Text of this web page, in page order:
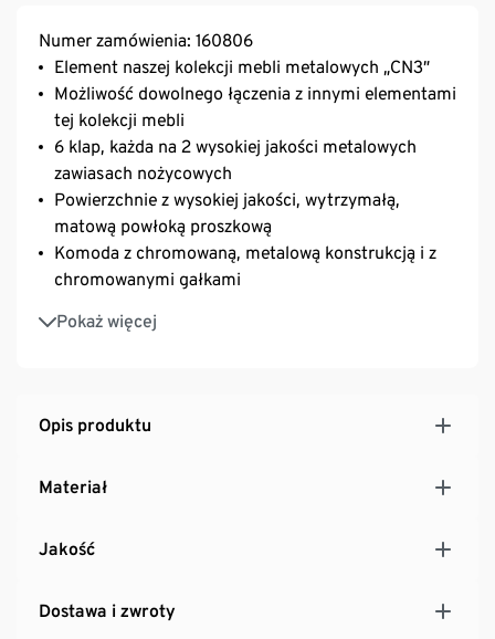
Numer zamówienia: 160806
Element naszej kolekcji mebli metalowych „CN3”
Możliwość dowolnego łączenia z innymi elementami
tej kolekcji mebli
6 klap, każda na 2 wysokiej jakości metalowych
zawiasach nożycowych
Powierzchnie z wysokiej jakości, wytrzymałą,
matową powłoką proszkową
Komoda z chromowaną, metalową konstrukcją i z
chromowanymi gałkami
Pokaż więcej
Ze stopkami z tworzywa sztucznego o regulowanej
wysokości zapewniają stabilność również na
elementy, dzięki czemu zagwarantowano jego
Opis produktu
Materiał
Jakość
Dostawa i zwroty